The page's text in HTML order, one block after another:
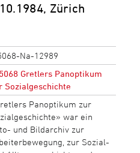
Zürich
Na-12989
Gretlers Panoptikum
Sozialgeschichte
Panoptikum zur
war ein
und Bildarchiv zur
zur Sozial-